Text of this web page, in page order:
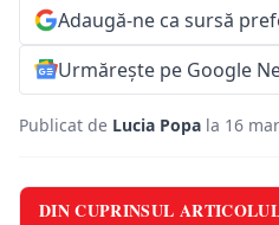
Adaugă-ne ca sursă
Urmărește pe Google
Publicat de Lucia Popa la 16
DIN CUPRINSUL